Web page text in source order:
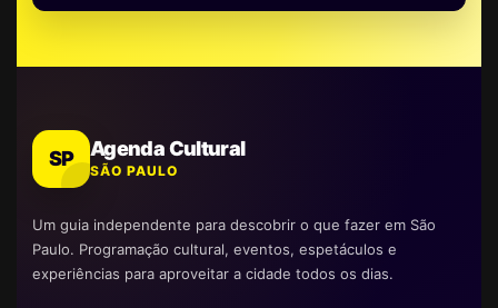
SP Agenda Cultural
SÃO PAULO
Um guia independente para descobrir o que fazer em São
Paulo. Programação cultural, eventos, espetáculos e
experiências para aproveitar a cidade todos os dias.